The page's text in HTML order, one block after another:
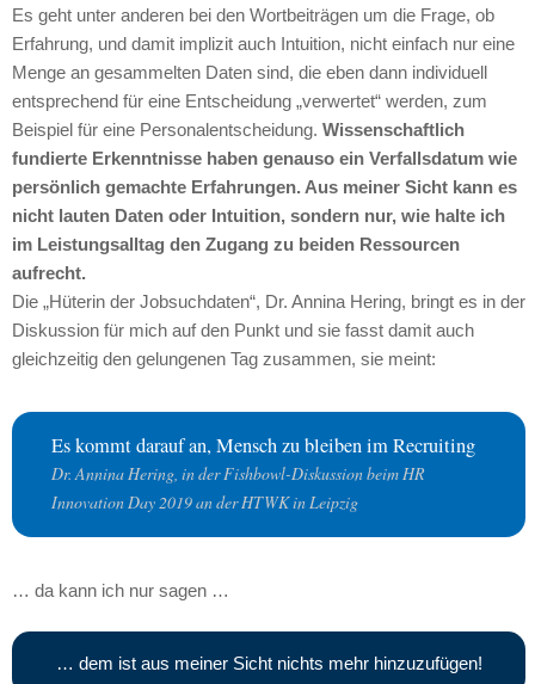
Es geht unter anderen bei den Wortbeiträgen um die Frage, ob
Erfahrung, und damit implizit auch Intuition, nicht einfach nur eine
Menge an gesammelten Daten sind, die eben dann individuell
entsprechend für eine Entscheidung „verwertet“ werden, zum
Beispiel für eine Personalentscheidung. Wissenschaftlich
fundierte Erkenntnisse haben genauso ein Verfallsdatum wie
persönlich gemachte Erfahrungen. Aus meiner Sicht kann es
nicht lauten Daten oder Intuition, sondern nur, wie halte ich
im Leistungsalltag den Zugang zu beiden Ressourcen
aufrecht.
Die „Hüterin der Jobsuchdaten“, Dr. Annina Hering, bringt es in der
Diskussion für mich auf den Punkt und sie fasst damit auch
gleichzeitig den gelungenen Tag zusammen, sie meint:
Es kommt darauf an, Mensch zu bleiben im Recruiting
Dr. Annina Hering, in der Fishbowl-Diskussion beim HR
Innovation Day 2019 an der HTWK in Leipzig
… da kann ich nur sagen …
… dem ist aus meiner Sicht nichts mehr hinzuzufügen!